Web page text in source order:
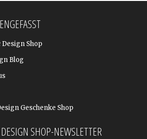
Shop
Blog
Geschenke Shop
SHOP-NEWSLETTER